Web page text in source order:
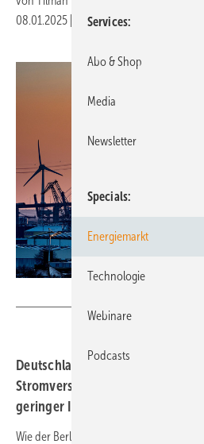
08.01.2025
Druckvorschau
Deutschland hält sein Klimaziel
Stromversorgung so zügig grün
geringer Industrieproduktion und
Wie der Berliner Thinktank Agora
Services
Abo & Shop
Media
Newsletter
Specials
Energiemarkt
Technologie
Webinare
Podcasts